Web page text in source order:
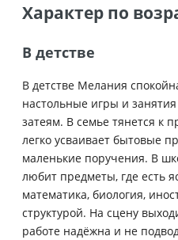
Характер по
В детстве
В детстве Мелания
настольные игры и
затеям. В семье тянется к
легко усваивает бытовые
маленькие поручения. В
любит предметы, где есть
математика, биология,
структурой. На сцену
работе надёжна и не